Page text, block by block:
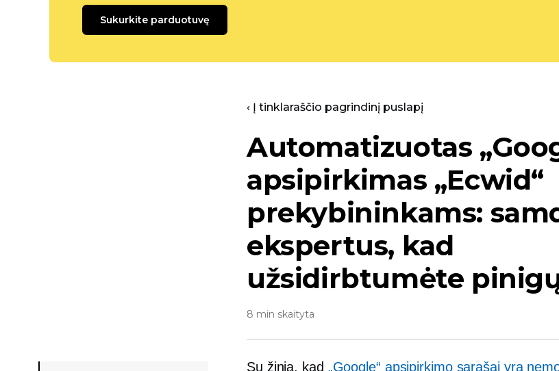
Sukurkite parduotuvę
‹ Į tinklaraščio pagrindinį puslapį
Automatizuotas
apsipirkimas „Ecwid“
prekybininkams:
ekspertus, kad
užsidirbtumėte
8 min skaityta
Su žinia, kad „Google“ apsipirkimo sąrašai yra